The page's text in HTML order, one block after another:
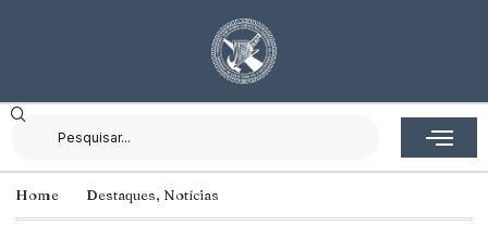
Home Destaques, Notícias